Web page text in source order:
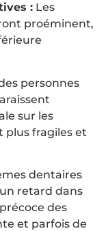
:Les
proéminent,
personnes
sur les
plus fragiles et
dentaires
retard dans
des
et parfois de